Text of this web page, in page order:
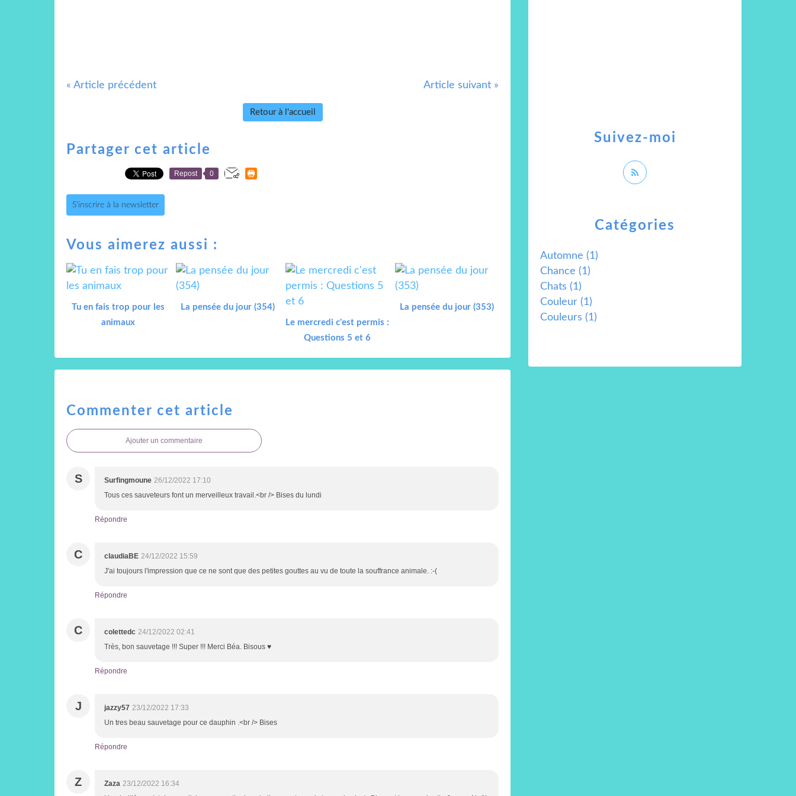
« Article précédent Article suivant »
Retour à l'accueil
Partager cet article
Repost 0
S'inscrire à la newsletter
Vous aimerez aussi :
Tu en fais trop pour les
animaux
La pensée du jour (354)
Le mercredi c'est permis :
Questions 5 et 6
La pensée du jour (353)
Commenter cet article
Ajouter un commentaire
S Surfingmoune 26/12/2022 17:10
Tous ces sauveteurs font un merveilleux travail.<br /> Bises du lundi
Répondre
C claudiaBE 24/12/2022 15:59
J'ai toujours l'impression que ce ne sont que des petites gouttes au vu de toute la souffrance animale. :-(
Répondre
C colettedc 24/12/2022 02:41
Très, bon sauvetage !!! Super !!! Merci Béa. Bisous ♥
Répondre
J jazzy57 23/12/2022 17:33
Un tres beau sauvetage pour ce dauphin .<br /> Bises
Répondre
Z Zaza 23/12/2022 16:34
Catégories
Automne (1)
Chance (1)
Chats (1)
Couleur (1)
Couleurs (1)
Suivez-moi